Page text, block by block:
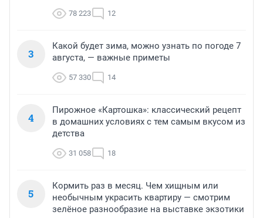
78 223 12
3
Какой будет зима, можно узнать по погоде 7
августа, — важные приметы
57 330 14
4
Пирожное «Картошка»: классический рецепт
в домашних условиях с тем самым вкусом из
детства
31 058 18
5
Кормить раз в месяц. Чем хищным или
необычным украсить квартиру — смотрим
зелёное разнообразие на выставке экзотики